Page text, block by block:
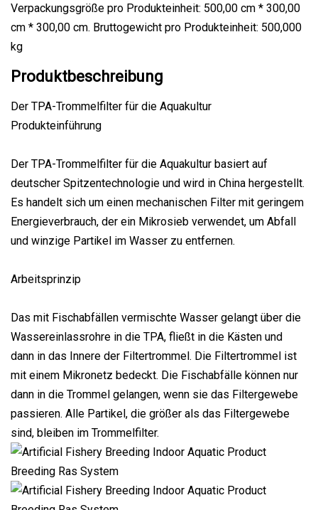
Verpackungsgröße pro Produkteinheit: 500,00 cm * 300,00
cm * 300,00 cm. Bruttogewicht pro Produkteinheit: 500,000
kg
Produktbeschreibung
Der TPA-Trommelfilter für die Aquakultur
Produkteinführung
Der TPA-Trommelfilter für die Aquakultur basiert auf
deutscher Spitzentechnologie und wird in China hergestellt.
Es handelt sich um einen mechanischen Filter mit geringem
Energieverbrauch, der ein Mikrosieb verwendet, um Abfall
und winzige Partikel im Wasser zu entfernen.
Arbeitsprinzip
Das mit Fischabfällen vermischte Wasser gelangt über die
Wassereinlassrohre in die TPA, fließt in die Kästen und
dann in das Innere der Filtertrommel. Die Filtertrommel ist
mit einem Mikronetz bedeckt. Die Fischabfälle können nur
dann in die Trommel gelangen, wenn sie das Filtergewebe
passieren. Alle Partikel, die größer als das Filtergewebe
sind, bleiben im Trommelfilter.